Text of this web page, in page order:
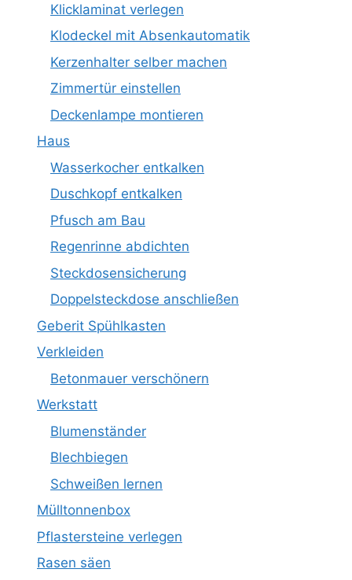
Klicklaminat verlegen
Klodeckel mit Absenkautomatik
Kerzenhalter selber machen
Zimmertür einstellen
Deckenlampe montieren
Haus
Wasserkocher entkalken
Duschkopf entkalken
Pfusch am Bau
Regenrinne abdichten
Steckdosensicherung
Doppelsteckdose anschließen
Geberit Spühlkasten
Verkleiden
Betonmauer verschönern
Werkstatt
Blumenständer
Blechbiegen
Schweißen lernen
Mülltonnenbox
Pflastersteine verlegen
Rasen säen